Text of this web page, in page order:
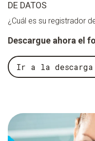
DE DATOS
¿Cuál es su registrador
Descargue ahora el
Ir a la descarga